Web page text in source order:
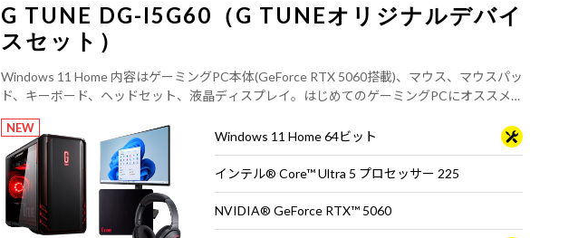
G TUNE DG-I5G60（G TUNEオリジナルデバイ
スセット）
Windows 11 Home 内容はゲーミングPC本体(GeForce RTX 5060搭載)、マウス、マウスパッ
ド、キーボード、ヘッドセット、液晶ディスプレイ。はじめてのゲーミングPCにオススメ
NEW
Windows 11 Home 64ビット
インテル® Core™ Ultra 5 プロセッサー 225
NVIDIA® GeForce RTX™ 5060